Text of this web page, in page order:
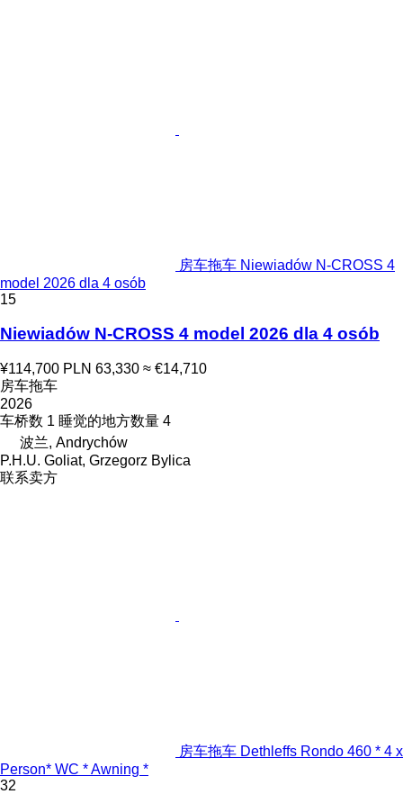
房车拖车 Niewiadów N-CROSS 4
model 2026 dla 4 osób
15
Niewiadów N-CROSS 4 model 2026 dla 4 osób
¥114,700 PLN 63,330 ≈ €14,710
房车拖车
2026
车桥数 1 睡觉的地方数量 4
波兰, Andrychów
P.H.U. Goliat, Grzegorz Bylica
联系卖方
房车拖车 Dethleffs Rondo 460 * 4 x
Person* WC * Awning *
32